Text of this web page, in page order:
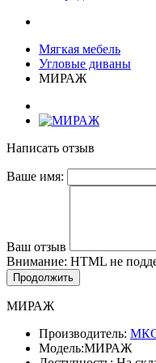
Мягкая мебель
Угловые диваны
МИРАЖ
Написать отзыв
Ваше имя:
Ваш отзыв
Внимание: HTML не
Продолжить
МИРАЖ
Производитель:
Модель:МИРАЖ